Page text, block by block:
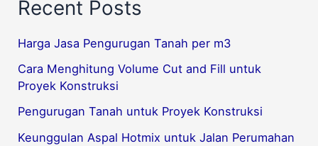
Recent Posts
Harga Jasa Pengurugan Tanah per m3
Cara Menghitung Volume Cut and Fill untuk
Proyek Konstruksi
Pengurugan Tanah untuk Proyek Konstruksi
Keunggulan Aspal Hotmix untuk Jalan Perumahan